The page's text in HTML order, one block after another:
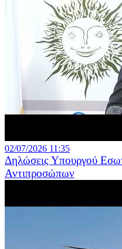
02/07/2026 11:35
Δηλώσεις Υπουργού
Αντιπροσώπων